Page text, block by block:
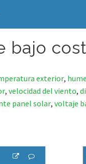
bajo
exterior,
, velocidad del viento,
panel solar, voltaje